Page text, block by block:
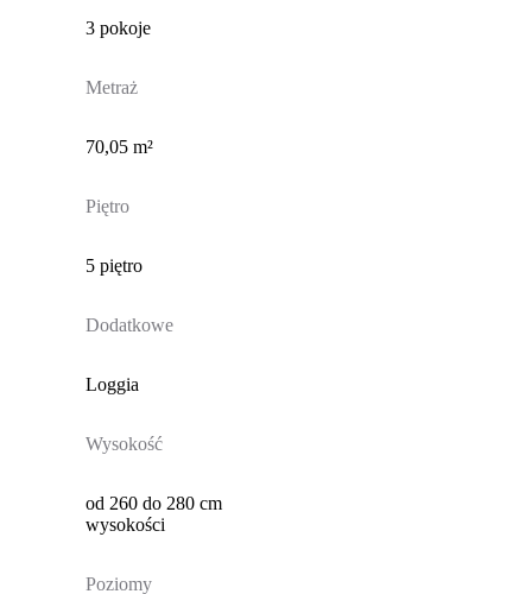
3 pokoje
Metraż
70,05 m²
Piętro
5 piętro
Dodatkowe
Loggia
Wysokość
od 260 do 280 cm
wysokości
Poziomy